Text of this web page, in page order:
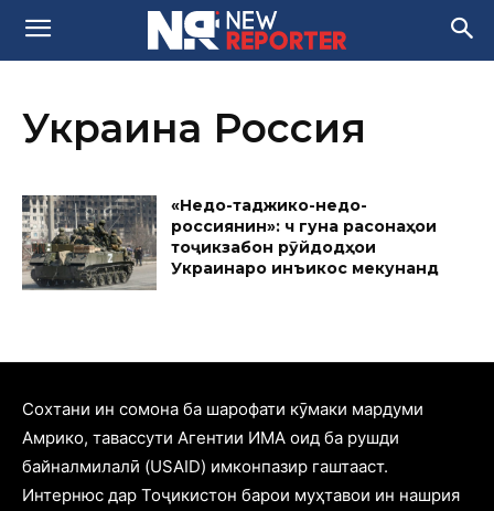
Украина Россия
«Недо-таджико-недо-
россиянин»: чӣ гуна расонаҳои
тоҷикзабон рӯйдодҳои
Украинаро инъикос мекунанд
Cохтани ин сомона ба шарофати кӯмаки мардуми
Амрико, тавассути Агентии ИМА оид ба рушди
байналмилалӣ (USAID) имконпазир гаштааст.
Интернюс дар Тоҷикистон барои муҳтавои ин нашрия